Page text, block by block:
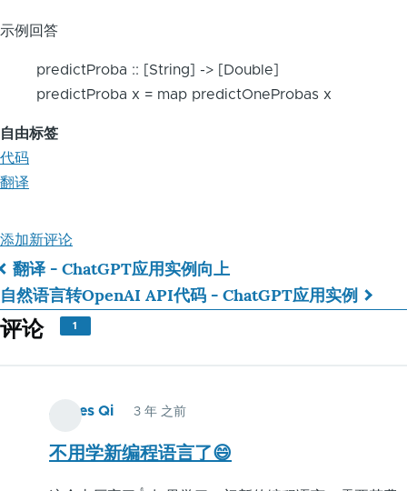
示例回答
predictProba :: [String] -> [Double]
predictProba x = map predictOneProbas x
自由标签
代码
翻译
添加新评论
书
籍
翻译 - ChatGPT应用实例向上
自然语言转OpenAI API代码 - ChatGPT应用实例
评论 1
James Qi 3 年 之前
不用学新编程语言了😄